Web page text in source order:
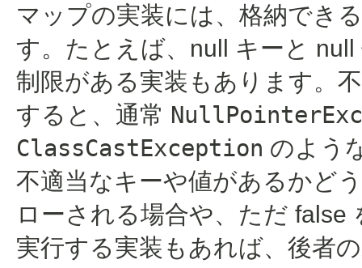
マップの実装には、格納でき
す。たとえば、null キーと
制限がある実装もあります。
すると、通常
ClassCastException のよう
不適当なキーや値があるかど
ローされる場合や、ただ false
実行する実装もあれば、後者